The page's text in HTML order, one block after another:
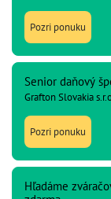
Pozri ponuku
Senior daňový
Grafton Slovakia
Pozri ponuku
Hľadáme